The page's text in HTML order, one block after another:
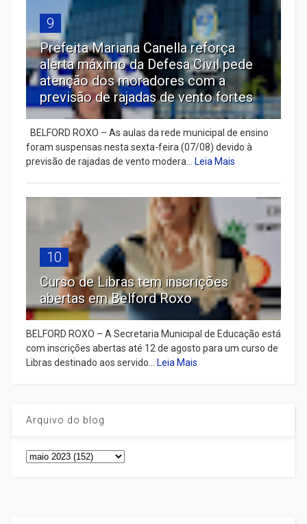
9
Prefeita Mariana Canella reforça
alerta máximo da Defesa Civil pede
atenção dos moradores com a
previsão de rajadas de vento fortes
BELFORD ROXO – As aulas da rede municipal de ensino
foram suspensas nesta sexta-feira (07/08) devido à
previsão de rajadas de vento modera... Leia Mais
10
Curso de Libras tem inscrições
abertas em Belford Roxo
BELFORD ROXO – A Secretaria Municipal de Educação está
com inscrições abertas até 12 de agosto para um curso de
Libras destinado aos servido... Leia Mais
Arquivo do blog